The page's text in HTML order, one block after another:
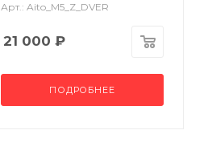
Арт.: Aito_M5_Z_DVER
21 000 ₽
ПОДРОБНЕЕ